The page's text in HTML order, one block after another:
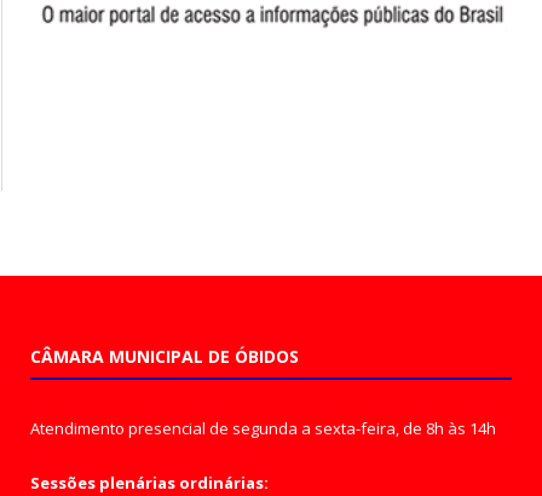
CÂMARA MUNICIPAL DE ÓBIDOS
Atendimento presencial de segunda a sexta-feira, de 8h às 14h
Sessões plenárias ordinárias: